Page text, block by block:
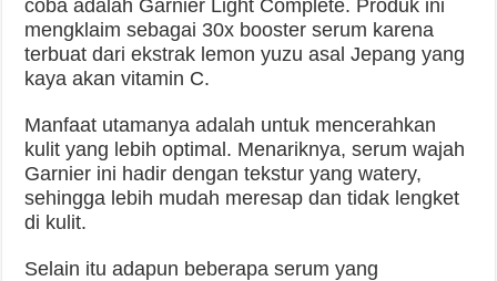
coba adalah Garnier Light Complete. Produk ini
mengklaim sebagai 30x booster serum karena
terbuat dari ekstrak lemon yuzu asal Jepang yang
kaya akan vitamin C.
Manfaat utamanya adalah untuk mencerahkan
kulit yang lebih optimal. Menariknya, serum wajah
Garnier ini hadir dengan tekstur yang watery,
sehingga lebih mudah meresap dan tidak lengket
di kulit.
Selain itu adapun beberapa serum yang